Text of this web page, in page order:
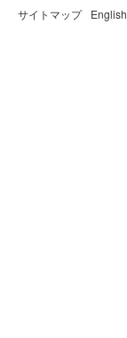
サイトマップ English